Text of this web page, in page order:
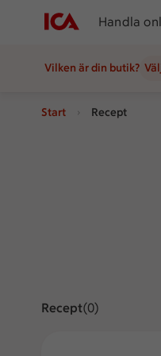
Handla
Vilken är din butik?
Start Recept
ReceptVisar 0 stycken
(0)